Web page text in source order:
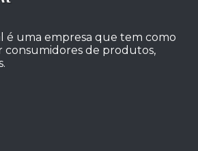
é uma empresa que tem como
consumidores de produtos,